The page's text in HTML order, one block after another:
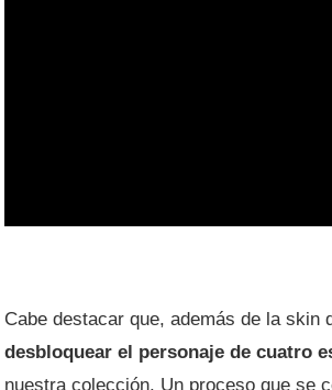
Cabe destacar que, además de la skin
desbloquear el personaje de cuatro
nuestra colección. Un proceso que se